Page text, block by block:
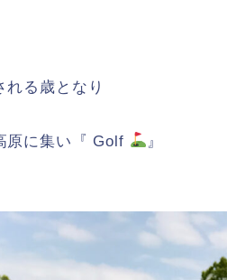
れる歳となり
原に集い『 Golf 』